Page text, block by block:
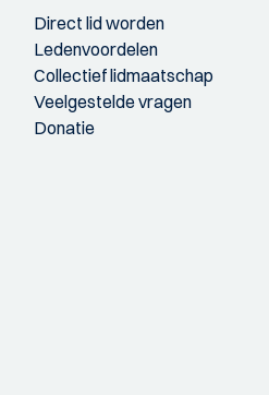
Direct lid worden
Ledenvoordelen
Collectief lidmaatschap
Veelgestelde vragen
Donatie